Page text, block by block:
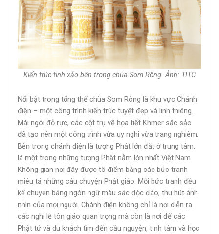
Kiến trúc tinh xảo bên trong chùa Som Rông. Ảnh: TITC
Nổi bật trong tổng thể chùa Som Rông là khu vực Chánh
điện – một công trình kiến trúc tuyệt đẹp và linh thiêng.
Mái ngói đỏ rực, các cột trụ vẽ họa tiết Khmer sắc sảo
đã tạo nên một công trình vừa uy nghi vừa trang nghiêm.
Bên trong chánh điện là tượng Phật lớn đặt ở trung tâm,
là một trong những tượng Phật nằm lớn nhất Việt Nam.
Không gian nơi đây được tô điểm bằng các bức tranh
miêu tả những câu chuyện Phật giáo. Mỗi bức tranh đều
kể chuyện bằng ngôn ngữ màu sắc độc đáo, thu hút ánh
nhìn của mọi người. Chánh điện không chỉ là nơi diễn ra
các nghi lễ tôn giáo quan trọng mà còn là nơi để các
Phật tử và du khách tìm đến cầu nguyện, tịnh tâm và học